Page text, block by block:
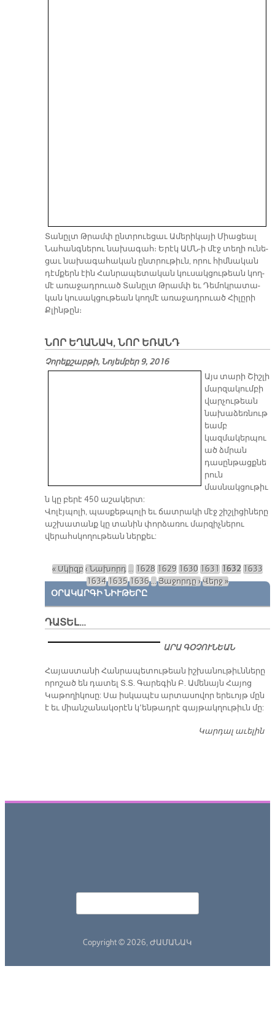
Տա­նըլտ Թրամփ ընտ­րուե­ցաւ Ա­մե­րի­կա­յի Միա­ցեալ
Նա­հանգ­նե­րու նա­խա­գահ։ Ե­րէկ ԱՄՆ-ի մէջ տե­ղի ու­նե­
ցաւ նա­խա­գա­հա­կան ընտ­րու­թիւն, ո­րու հիմ­նա­կան
դէմ­քերն էին Հան­րա­պե­տա­կան կու­սակ­ցու­թեան կող­
մէ ա­ռա­ջադ­րուած Տա­նըլտ Թրամփ եւ Դե­մոկ­րա­տա­
կան կու­սակ­ցու­թեան կող­մէ ա­ռա­ջադ­րուած Հի­լը­րի
Քլին­թըն։
ՆՈՐ ԵՂԱՆԱԿ, ՆՈՐ ԵՌԱՆԴ
Չորեքշաբթի, Նոյեմբեր 9, 2016
Այս տարի Շիշլի
մարզակումբի
վարչութեան
նախաձեռնութ
եամբ
կազմակերպու
ած ձմրան
դասընթացքնե
րուն
մասնակցութիւ
ն կը բերէ 450 աշակերտ:
Վոլէյպոլի, պասքեթպոլի եւ ճատրակի մէջ շիշլիցիները
աշխատանք կը տանին փորձառու մարզիչներու
վերահսկողութեան ներքեւ:
Էջեր
« Սկիզբ‹ Նախորդ … 1628 1629 1630 1631 1632 1633
163416351636…Յաջորդը ›Վերջ »
ՕՐԱԿԱՐԳԻ ՆԻՒԹԵՐԸ
ԴԱՏԵԼ…
ԱՐԱ ԳՕՉՈՒՆԵԱՆ
​Հայաստանի Հանրապետութեան իշխանութիւնները
որոշած են դատել Տ.Տ. Գարեգին Բ. Ամենայն Հայոց
Կաթողիկոսը: Սա իսկապէս արտասովոր երեւոյթ մըն
է եւ միանշանակօրէն կ՚ենթադրէ գայթակղութիւն մը:
Կարդալ աւելին
Copyright © 2026, ԺԱՄԱՆԱԿ